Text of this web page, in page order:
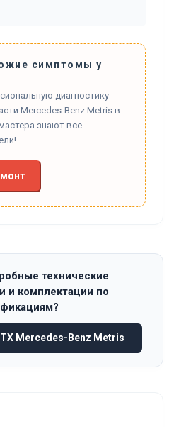
симптомы у
диагностику
Mercedes-Benz Metris в
знают все
технические
и комплектации по
Mercedes-Benz Metris